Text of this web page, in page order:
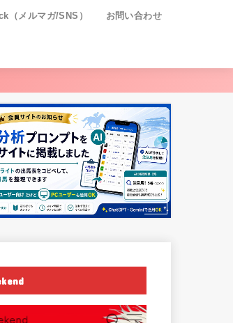
（メルマガ/SNS） お問い合わせ